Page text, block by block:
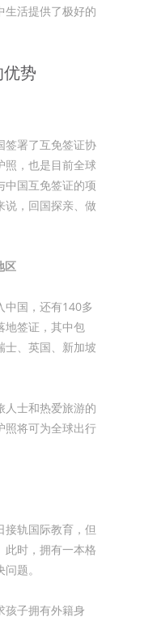
生活提供了极好的
势
签署了互免签证协
照，也是目前全球
中国互免签证的项
说，回国探亲、做
区
中国，还有140多
地签证，其中包
士、英国、新加坡
人士和热爱旅游的
照将可为全球出行
接轨国际教育，但
此时，拥有一本格
题。
孩子拥有外籍身